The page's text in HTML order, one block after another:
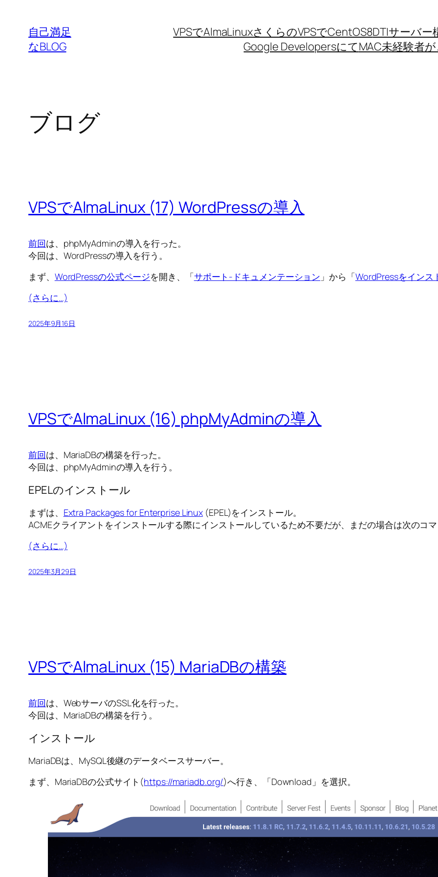
自己満足
なBLOG
VPSでAlmaLinuxさくらのVPSでCentOS8DTIサーバー
Google DevelopersにてMAC未経験者
ブログ
VPSでAlmaLinux (17) WordPressの導入
前回は、phpMyAdminの導入を行った。
今回は、WordPressの導入を行う。
まず、 WordPressの公式ページを開き、「サポート-ドキュメンテーション 」から「WordPressをインス
(さらに…)
2025年9月16日
VPSでAlmaLinux (16) phpMyAdminの導入
前回は、MariaDBの構築を行った。
今回は、phpMyAdminの導入を行う。
EPELのインストール
まずは、 Extra Packages for Enterprise Linux (EPEL)をインストール。
ACMEクライアントをインストールする際にインストールしているため不要だが、まだの場合は次のコマ
(さらに…)
2025年3月29日
VPSでAlmaLinux (15) MariaDBの構築
前回は、WebサーバのSSL化を行った。
今回は、MariaDBの構築を行う。
インストール
MariaDBは、MySQL後継のデータベースサーバー。
まず、MariaDBの公式サイト(https://mariadb.org/)へ行き、「Download」を選択。